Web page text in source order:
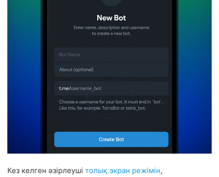
Кез келген әзірлеуші толық экран режімін,